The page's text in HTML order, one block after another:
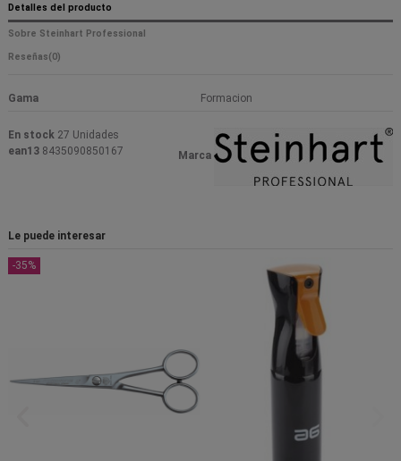
Detalles del producto
Sobre Steinhart Professional
Reseñas(0)
Gama Formacion
Marca
En stock 27 Unidades
ean13 8435090850167
Le puede interesar
-35%